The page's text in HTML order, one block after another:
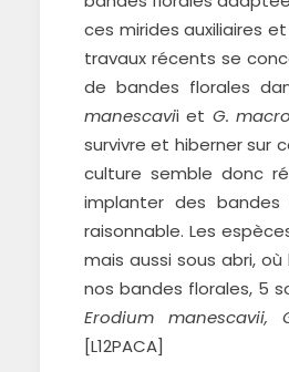
ces mirides auxiliaires
travaux récents se
de bandes florales
manescavii et G.
survivre et hiberner sur
culture semble donc
implanter des
raisonnable. Les
mais aussi sous abri,
nos bandes florales, 5
Erodium manescavii,
[L12PACA]